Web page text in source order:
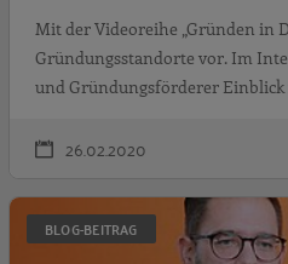
Mit der Videoreihe „Gründen in
Gründungsstandorte vor. Im
und Gründungsförderer
26.02.2020
BLOG-BEITRAG